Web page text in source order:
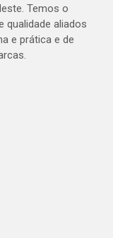
Temos o
qualidade aliados
e prática e de